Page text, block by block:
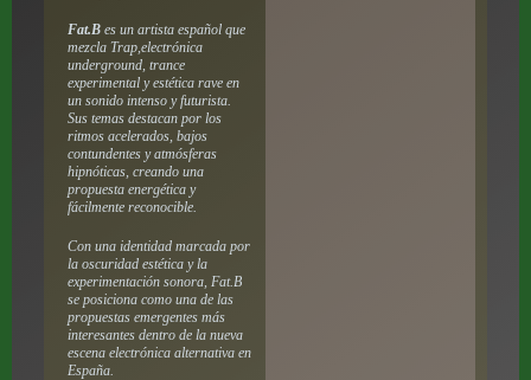
Fat.Bes un artista español que
mezcla Trap,electrónica
underground, trance
experimental y estética rave en
un sonido intenso y futurista.
Sus temas destacan por los
ritmos acelerados, bajos
contundentes y atmósferas
hipnóticas, creando una
propuesta energética y
fácilmente reconocible.
Con una identidad marcada por
la oscuridad estética y la
experimentación sonora, Fat.B
se posiciona como una de las
propuestas emergentes más
interesantes dentro de la nueva
escena electrónica alternativa en
España.